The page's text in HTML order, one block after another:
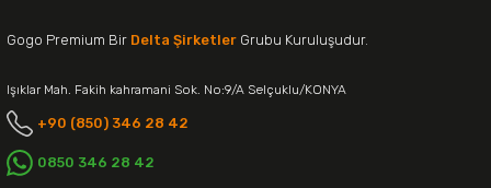
Gogo Premium Bir Delta Şirketler Grubu Kuruluşudur.
Işıklar Mah. Fakih kahramani Sok. No:9/A Selçuklu/KONYA
+90 (850) 346 28 42
0850 346 28 42